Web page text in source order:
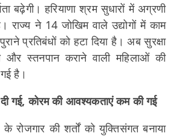
बढ़ेगी। हरियाणा श्रम सुधारों में अग्रणी
राज्य ने 14 जोखिम वाले उद्योगों में काम
प्रतिबंधों को हटा दिया है। अब सुरक्षा
और स्तनपान कराने वाली महिलाओं की
है।
दी गई, कोरम की आवश्यकताएं कम की गई
के रोजगार की शर्तों को युक्तिसंगत बनाया